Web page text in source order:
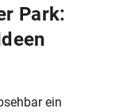
Park:
ein